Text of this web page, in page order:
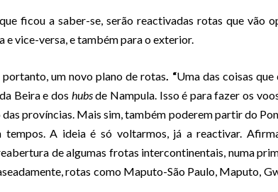
ficou a saber-se, serão reactivadas rotas que vão
e vice-versa, e também para o exterior.
portanto, um novo plano de rotas. “Uma das coisas
da Beira e dos hubsde Nampula. Isso é para fazer os
províncias. Mais sim, também poderem partir do
tempos. A ideia é só voltarmos, já a reactivar.
de algumas frotas intercontinentais, numa
rotas como Maputo-São Paulo, Maputo,